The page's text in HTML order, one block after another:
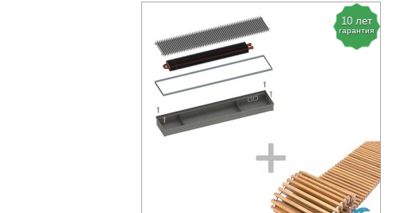
10 лет
гарантия